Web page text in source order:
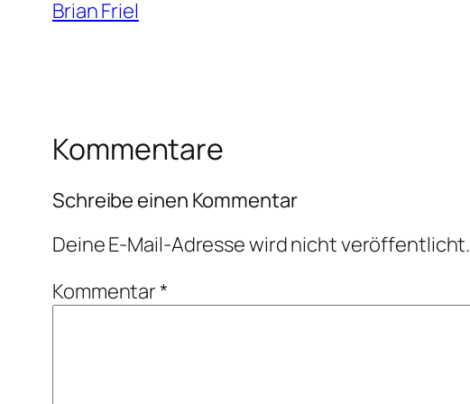
Brian Friel
Kommentare
Schreibe einen Kommentar
Deine E-Mail-Adresse wird nicht veröffentlicht.
Kommentar*